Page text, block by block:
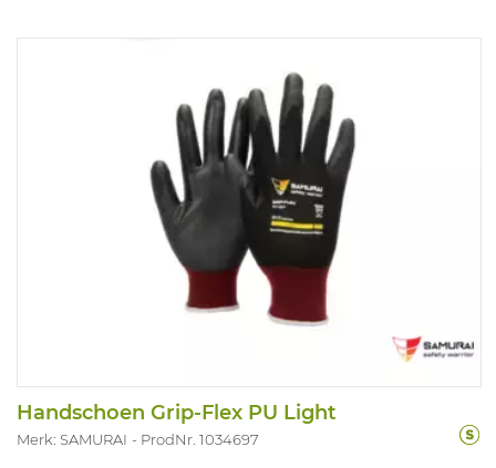
Handschoen Grip-Flex PU Light
Merk: SAMURAI ProdNr. 1034697